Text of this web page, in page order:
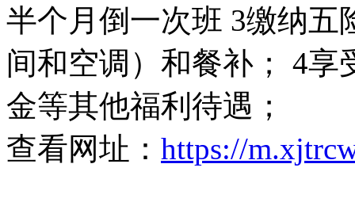
半个月倒一次班 3缴纳五
间和空调）和餐补； 4
金等其他福利待遇；
查看网址： https://